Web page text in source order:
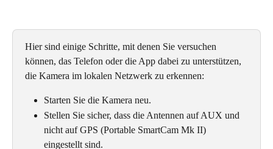
Hier sind einige Schritte, mit denen Sie versuchen
können, das Telefon oder die App dabei zu unterstützen,
die Kamera im lokalen Netzwerk zu erkennen:
Starten Sie die Kamera neu.
Stellen Sie sicher, dass die Antennen auf AUX und
nicht auf GPS (Portable SmartCam Mk II)
eingestellt sind.